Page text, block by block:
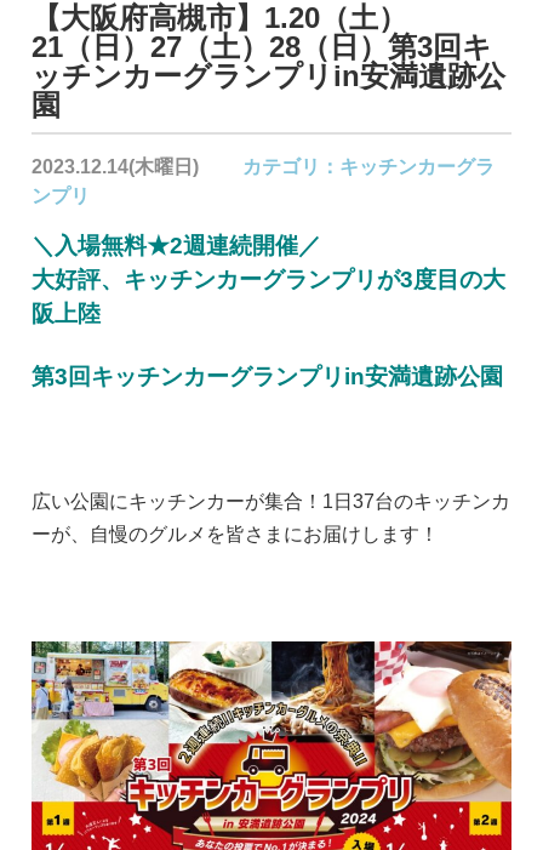
【大阪府高槻市】1.20（土）
21（日）27（土）28（日）第3回キ
ッチンカーグランプリin安満遺跡公
園
2023.12.14(木曜日) カテゴリ： キッチンカーグラ
ンプリ
＼入場無料★2週連続開催／
大好評、キッチンカーグランプリが3度目の大
阪上陸
第3回キッチンカーグランプリin安満遺跡公園
広い公園にキッチンカーが集合！1日37台のキッチンカ
ーが、自慢のグルメを皆さまにお届けします！